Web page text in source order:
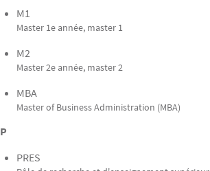
M1
Master 1e année, master 1
M2
Master 2e année, master 2
MBA
Master of Business Administration (MBA)
P
PRES